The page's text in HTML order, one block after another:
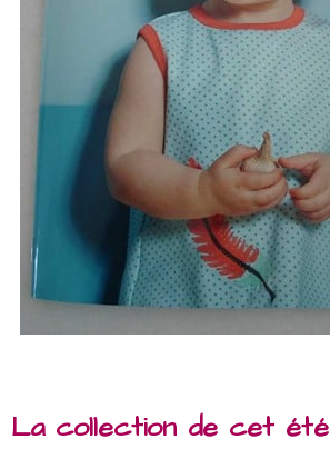
La collection de cet été